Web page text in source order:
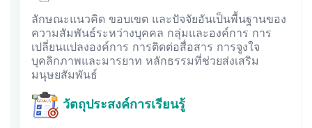
ลักษณะแนวคิด ขอบเขต และปัจจัยอันเป็นพื้นฐานของ
ความสัมพันธ์ระหว่างบุคคล กลุ่มและองค์การ การ
เปลี่ยนแปลงองค์การ การติดต่อสื่อสาร การจูงใจ
บุคลิกภาพและมารยาท หลักธรรมที่ช่วยส่งเสริม
มนุษยสัมพันธ์
วัตถุประสงค์การเรียนรู้